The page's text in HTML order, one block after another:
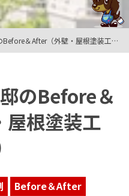
＆After（外壁・屋根塗装工事）
のBefore＆
根塗装工
Before＆After